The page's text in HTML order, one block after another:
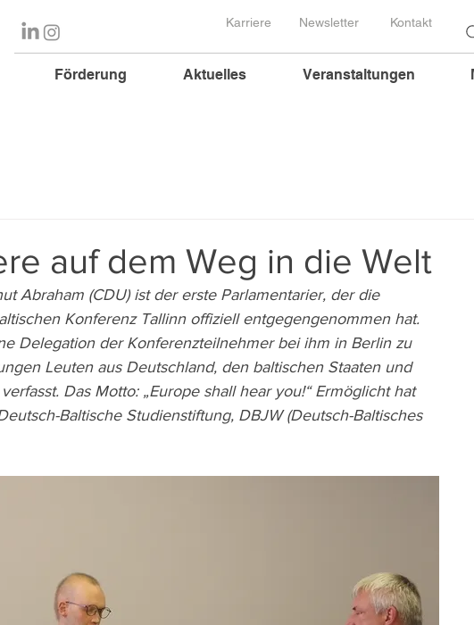
Karriere Newsletter Kontakt
Förderung Aktuelles Veranstaltungen
auf dem Weg in die Welt
Abraham (CDU) ist der erste Parlamentarier, der die
Konferenz Tallinn offiziell entgegengenommen hat.
Delegation der Konferenzteilnehmer bei ihm in Berlin zu
Leuten aus Deutschland, den baltischen Staaten und
Das Motto: „Europe shall hear you!“ Ermöglicht hat
Baltische Studienstiftung, DBJW (Deutsch-Baltisches